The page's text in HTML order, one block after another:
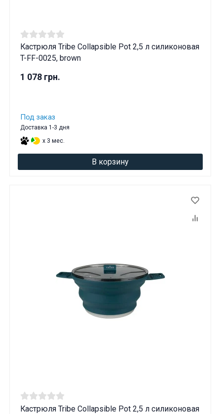
Кастрюля Tribe Collapsible Pot 2,5 л силиконовая
T-FF-0025, brown
1 078 грн.
Под заказ
Доставка 1-3 дня
x 3 мес.
В корзину
Кастрюля Tribe Collapsible Pot 2,5 л силиконовая